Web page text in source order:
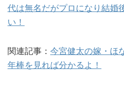
代は無名だがプロになり結婚
い！
関連記事： 今宮健太の嫁・ほ
年棒を見れば分かるよ！